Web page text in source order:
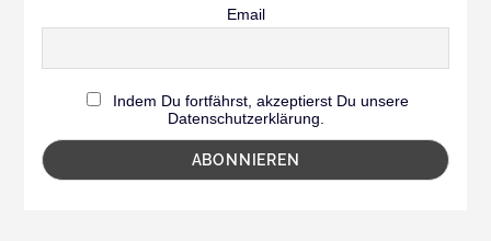
Email
Indem Du fortfährst, akzeptierst Du unsere
Datenschutzerklärung.